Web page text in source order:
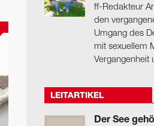
ff-Redakteur
den
Umgang des
mit sexuellem
Vergangenheit
LEITARTIKEL
Der See